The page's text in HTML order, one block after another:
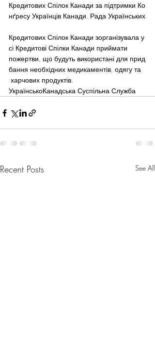
Кредитових Спілок Канади за підтримки Ко
нґресу Українців Канади. Рада Українських
Кредитових Спілок Канади зорганізувала у
сі Кредитові Спілки Канади приймати
пожертви, що будуть використані для прид
бання необхідних медикаментів, одягу та
харчових продуктів.
Українсько­Канадська Суспільна Служба
Recent Posts See All